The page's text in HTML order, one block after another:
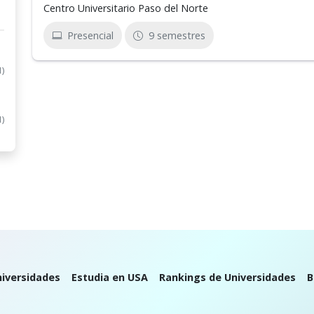
Centro Universitario Paso del Norte
Presencial 9 semestres
Estudia en USA Rankings de Universidades